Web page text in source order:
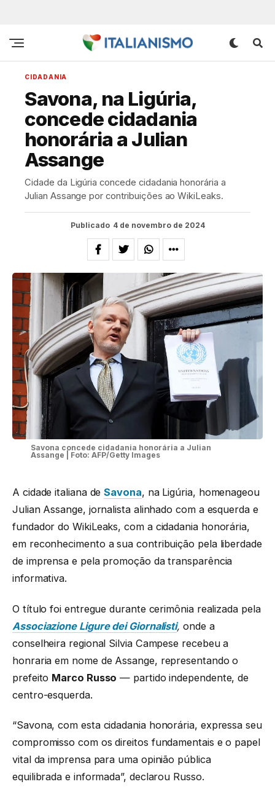
CIDADANIA
Savona, na Ligúria,
concede cidadania
honorária a Julian
Assange
Cidade da Ligúria concede cidadania honorária a
Julian Assange por contribuições ao WikiLeaks.
Publicado 4 de novembro de 2024
Savona concede cidadania honorária a Julian
Assange | Foto: AFP/Getty Images
A cidade italiana deSavona, na Ligúria, homenageou
Julian Assange, jornalista alinhado com a esquerda e
fundador do WikiLeaks, com a cidadania honorária,
em reconhecimento a sua contribuição pela liberdade
de imprensa e pela promoção da transparência
informativa.
O título foi entregue durante cerimônia realizada pela
Associazione Ligure dei Giornalisti, onde a
conselheira regional Silvia Campese recebeu a
honraria em nome de Assange, representando o
prefeito Marco Russo — partido independente, de
centro-esquerda.
“Savona, com esta cidadania honorária, expressa seu
compromisso com os direitos fundamentais e o papel
vital da imprensa para uma opinião pública
equilibrada e informada”, declarou Russo.